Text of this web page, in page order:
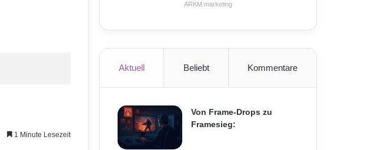
1 Minute Lesezeit
ARKM.marketing
Aktuell Beliebt Kommentare
Von Frame-Drops zu
Framesieg: